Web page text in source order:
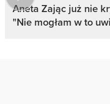
Aneta Zając już nie
"Nie mogłam w to